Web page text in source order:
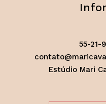
55-21-
Estúdio Mari